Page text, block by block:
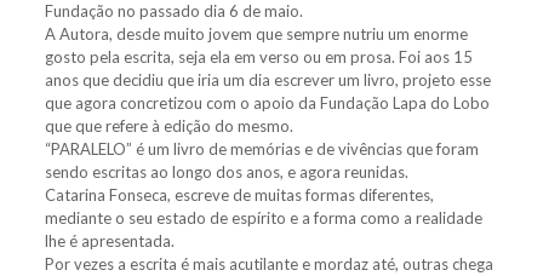
Fundação no passado dia 6 de maio.
A Autora, desde muito jovem que sempre nutriu um enorme
gosto pela escrita, seja ela em verso ou em prosa. Foi aos 15
anos que decidiu que iria um dia escrever um livro, projeto esse
que agora concretizou com o apoio da Fundação Lapa do Lobo
que que refere à edição do mesmo.
“PARALELO” é um livro de memórias e de vivências que foram
sendo escritas ao longo dos anos, e agora reunidas.
Catarina Fonseca, escreve de muitas formas diferentes,
mediante o seu estado de espírito e a forma como a realidade
lhe é apresentada.
Por vezes a escrita é mais acutilante e mordaz até, outras chega